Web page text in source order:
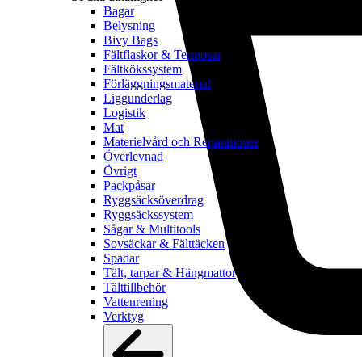
Bagar
Belysning
Bivy Bags
Fältflaskor & Termosar
Fältkökssystem
Förläggningsmaterial
Liggunderlag
Logistik
Mat
Materielvård och Reparationer
Överlevnad
Övrigt
Packpåsar
Ryggsäcksöverdrag
Ryggsäckssystem
Sågar & Multitools
Sovsäckar & Fälttäcken
Spadar
Tält, tarpar & Hängmattor
Tälttillbehör
Vattenrening
Verktyg